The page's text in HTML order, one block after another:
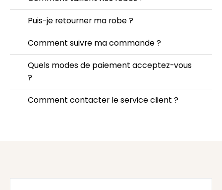
Puis-je retourner ma robe ?
Comment suivre ma commande ?
Quels modes de paiement acceptez-vous
?
Comment contacter le service client ?